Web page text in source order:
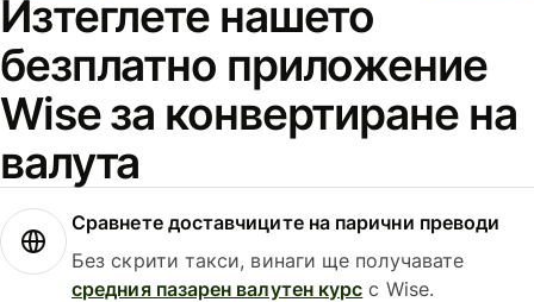
Изтеглете нашето
безплатно приложение
Wise за конвертиране на
валута
Сравнете доставчиците на парични преводи
Без скрити такси, винаги ще получавате
средния пазарен валутен курс с Wise.